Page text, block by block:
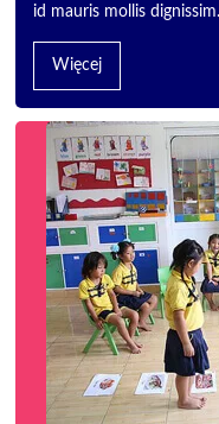
id mauris mollis
Więcej